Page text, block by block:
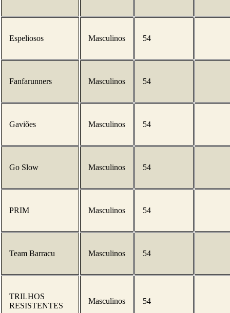
Espeliosos Masculinos 54
Fanfarunners Masculinos 54
Gaviões Masculinos 54
Go Slow Masculinos 54
PRIM Masculinos 54
Team Barracu Masculinos 54
TRILHOS
RESISTENTES
Masculinos 54